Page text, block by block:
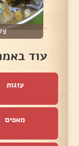
עוד
עוגות
מאפים